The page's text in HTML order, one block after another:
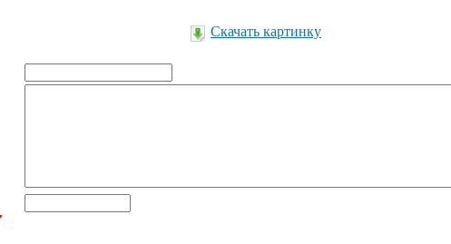
Скачать картинку